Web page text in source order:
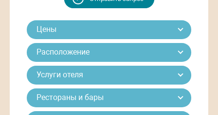
Цены
Расположение
Услуги отеля
Рестораны и бары